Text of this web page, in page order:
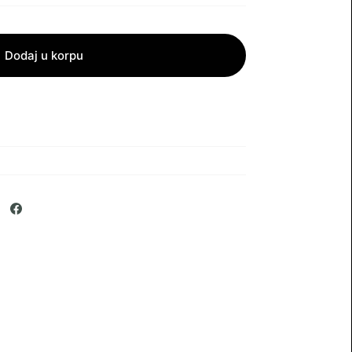
Dodaj u korpu